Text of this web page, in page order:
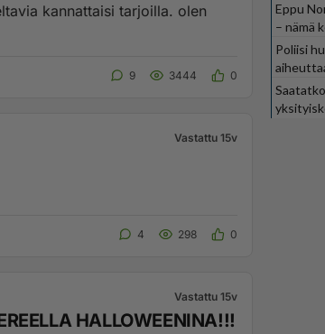
kannattaisi tarjoilla. olen
9 3444 0
Vastattu 15v
4 298 0
Vastattu 15v
HALLOWEENINA!!!
Eppu
– nämä
Poliisi